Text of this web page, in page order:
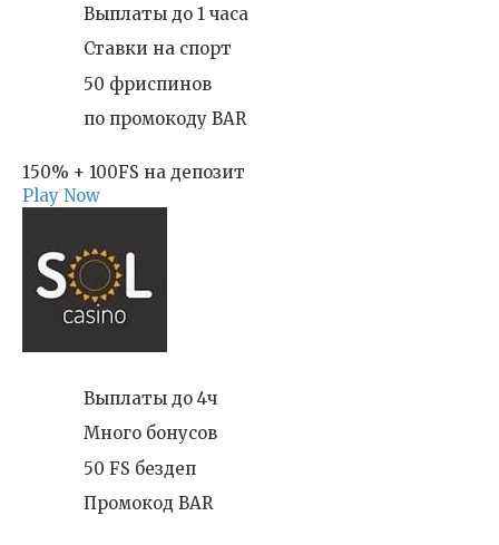
Выплаты до 1 часа
Ставки на спорт
50 фриспинов
по промокоду BAR
150% + 100FS на депозит
Play Now
Выплаты до 4ч
Много бонусов
50 FS бездеп
Промокод BAR